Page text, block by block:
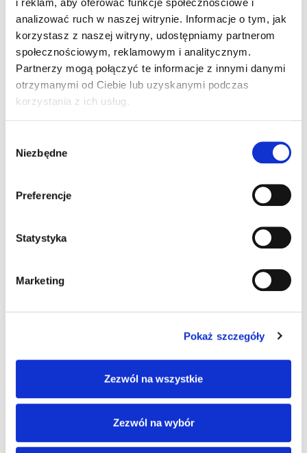
analizować ruch w naszej witrynie. Informacje o tym, jak
korzystasz z naszej witryny, udostępniamy partnerom
społecznościowym, reklamowym i analitycznym.
Partnerzy mogą połączyć te informacje z innymi danymi
otrzymanymi od Ciebie lub uzyskanymi podczas
korzystania z ich usług.
zgody
Niezbędne
Preferencje
Statystyka
Marketing
Pokaż szczegóły
Zezwól na wszystkie
Zezwól na wybór
47 klawiszy (alfanumeryczna)
Informacje dodatkowe Akcesoria
dodatkowe
Android 10 (z GMS)
Karta pamięci